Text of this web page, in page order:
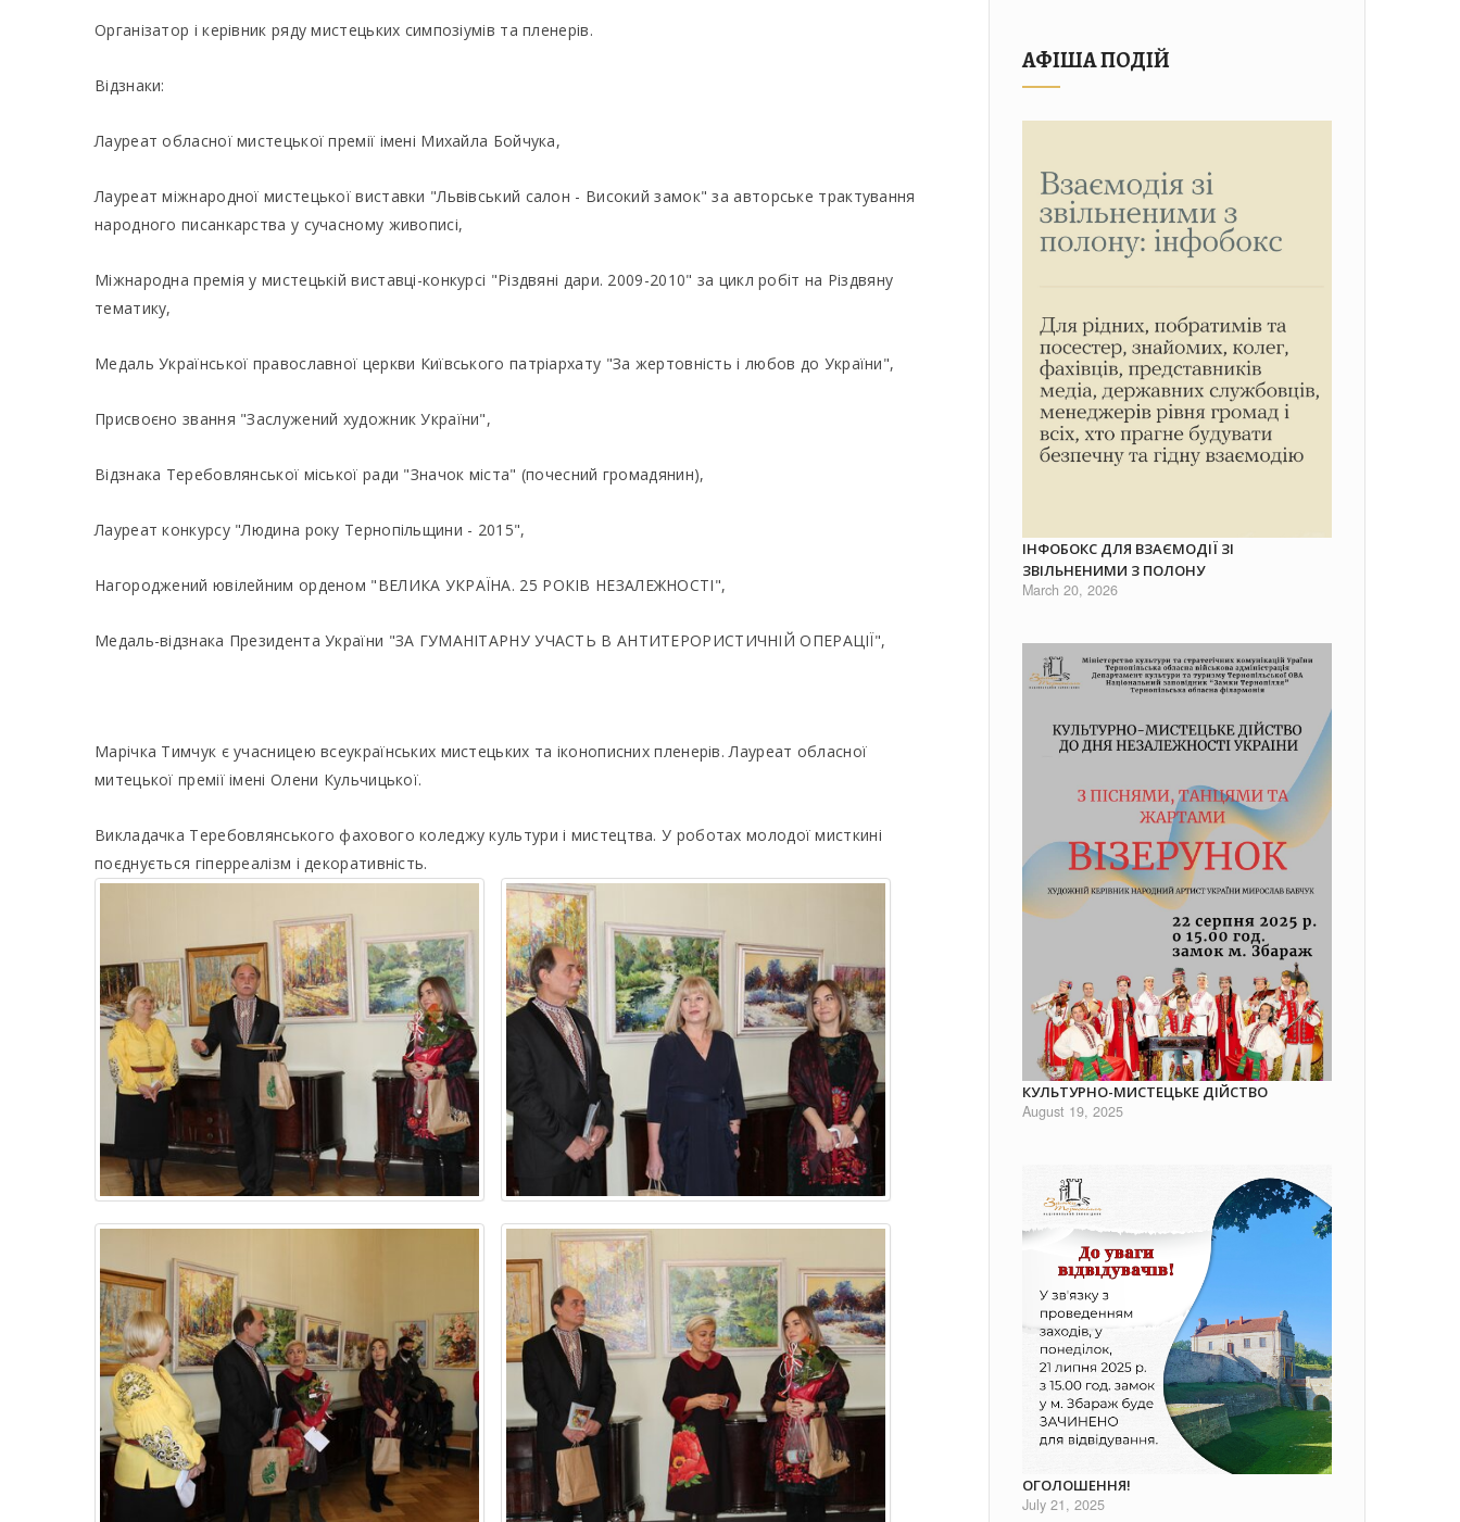
Організатор і керівник ряду мистецьких симпозіумів та пленерів.
Відзнаки:
Лауреат обласної мистецької премії імені Михайла Бойчука,
Лауреат міжнародної мистецької виставки "Львівський салон - Високий замок" за авторське трактування
народного писанкарства у сучасному живописі,
Міжнародна премія у мистецькій виставці-конкурсі "Різдвяні дари. 2009-2010" за цикл робіт на Різдвяну
тематику,
Медаль Української православної церкви Київського патріархату "За жертовність і любов до України",
Присвоєно звання "Заслужений художник України",
Відзнака Теребовлянської міської ради "Значок міста" (почесний громадянин),
Лауреат конкурсу "Людина року Тернопільщини - 2015",
Нагороджений ювілейним орденом "ВЕЛИКА УКРАЇНА. 25 РОКІВ НЕЗАЛЕЖНОСТІ",
Медаль-відзнака Президента України "ЗА ГУМАНІТАРНУ УЧАСТЬ В АНТИТЕРОРИСТИЧНІЙ ОПЕРАЦІЇ",
Марічка Тимчук є учасницею всеукраїнських мистецьких та іконописних пленерів. Лауреат обласної
митецької премії імені Олени Кульчицької.
Викладачка Теребовлянського фахового коледжу культури і мистецтва. У роботах молодої мисткині
поєднується гіперреалізм і декоративність.
АФІША ПОДІЙ
ІНФОБОКС ДЛЯ ВЗАЄМОДІЇ ЗІ
ЗВІЛЬНЕНИМИ З ПОЛОНУ
March 20, 2026
КУЛЬТУРНО-МИСТЕЦЬКЕ ДІЙСТВО
August 19, 2025
ОГОЛОШЕННЯ!
July 21, 2025